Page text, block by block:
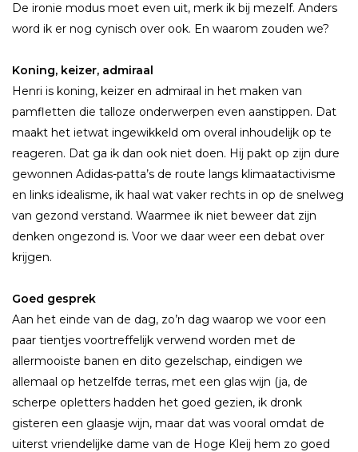
De ironie modus moet even uit, merk ik bij mezelf. Anders
word ik er nog cynisch over ook. En waarom zouden we?
Koning, keizer, admiraal
Henri is koning, keizer en admiraal in het maken van
pamfletten die talloze onderwerpen even aanstippen. Dat
maakt het ietwat ingewikkeld om overal inhoudelijk op te
reageren. Dat ga ik dan ook niet doen. Hij pakt op zijn dure
gewonnen Adidas-patta’s de route langs klimaatactivisme
en links idealisme, ik haal wat vaker rechts in op de snelweg
van gezond verstand. Waarmee ik niet beweer dat zijn
denken ongezond is. Voor we daar weer een debat over
krijgen.
Goed gesprek
Aan het einde van de dag, zo’n dag waarop we voor een
paar tientjes voortreffelijk verwend worden met de
allermooiste banen en dito gezelschap, eindigen we
allemaal op hetzelfde terras, met een glas wijn (ja, de
scherpe opletters hadden het goed gezien, ik dronk
gisteren een glaasje wijn, maar dat was vooral omdat de
uiterst vriendelijke dame van de Hoge Kleij hem zo goed